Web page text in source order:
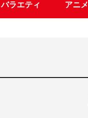
バラエティ アニメ